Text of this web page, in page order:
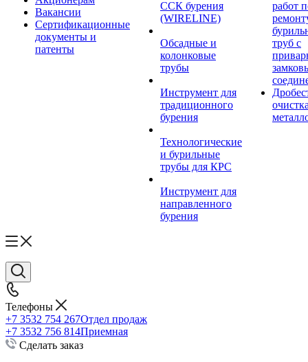
Вакансии
Сертификационные
документы и
патенты
ССК бурения
(WIRELINE)
Обсадные и
колонковые
трубы
Инструмент для
традиционного
бурения
Технологические
и бурильные
трубы для КРС
Инструмент для
направленного
бурения
работ
труб с
Телефоны
+7 3532 754 267Отдел продаж
+7 3532 756 814Приемная
Сделать заказ